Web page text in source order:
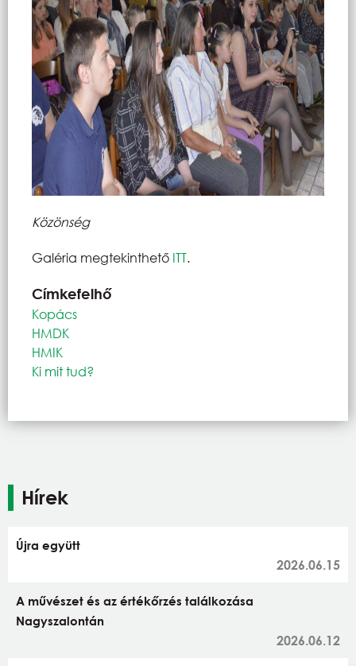
Közönség
Galéria megtekinthető ITT.
Címkefelhő
Kopács
HMDK
HMIK
Ki mit tud?
Hírek
Újra együtt
2026.06.15
A művészet és az értékőrzés találkozása
Nagyszalontán
2026.06.12